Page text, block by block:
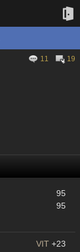
11
19
95
95
VIT +23